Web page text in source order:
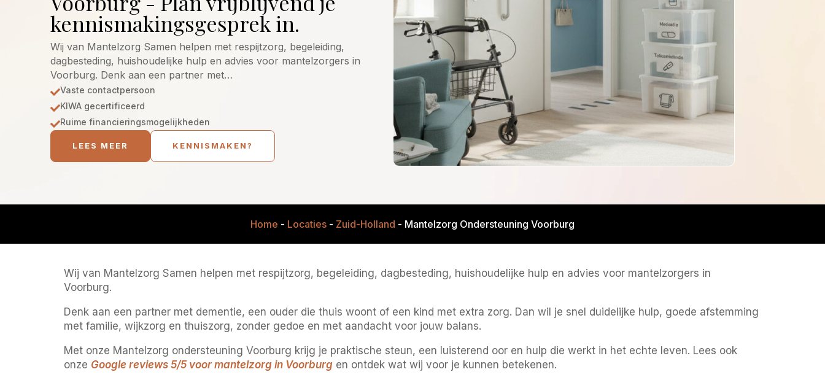
kennismakingsgesprek in.
Wij van Mantelzorg Samen helpen met respijtzorg, begeleiding,
dagbesteding, huishoudelijke hulp en advies voor mantelzorgers in
Voorburg. Denk aan een partner met…
Vaste contactpersoon
KIWA gecertificeerd
Ruime financieringsmogelijkheden
LEES MEER KENNISMAKEN?
Home - Locaties - Zuid-Holland - Mantelzorg Ondersteuning Voorburg
Wij van Mantelzorg Samen helpen met respijtzorg, begeleiding, dagbesteding, huishoudelijke hulp en advies voor mantelzorgers in
Voorburg.
Denk aan een partner met dementie, een ouder die thuis woont of een kind met extra zorg. Dan wil je snel duidelijke hulp, goede afstemming
met familie, wijkzorg en thuiszorg, zonder gedoe en met aandacht voor jouw balans.
Met onze Mantelzorg ondersteuning Voorburg krijg je praktische steun, een luisterend oor en hulp die werkt in het echte leven. Lees ook
onze Google reviews 5/5 voor mantelzorg in Voorburg en ontdek wat wij voor je kunnen betekenen.